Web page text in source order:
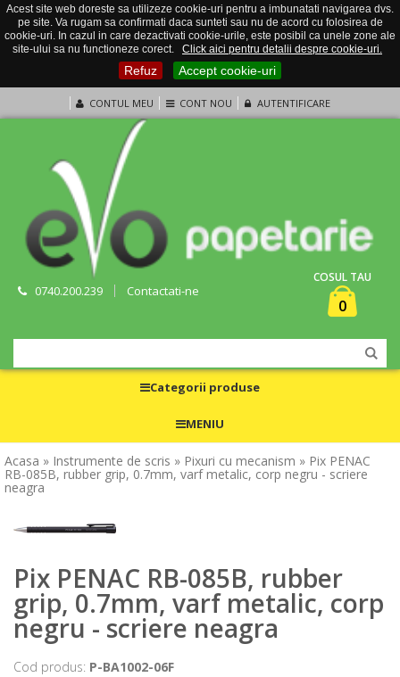
Acest site web doreste sa utilizeze cookie-uri pentru a imbunatati navigarea dvs.
pe site. Va rugam sa confirmati daca sunteti sau nu de acord cu folosirea de
cookie-uri. In cazul in care dezactivati cookie-urile, este posibil ca unele zone ale
site-ului sa nu functioneze corect.
Click aici pentru detalii despre cookie-uri.
Refuz Accept cookie-uri
CONTUL MEU CONT NOU AUTENTIFICARE
0740.200.239 Contactati-ne
COSUL TAU
0
Categorii produse
MENIU
Acasa » Instrumente de scris » Pixuri cu mecanism » Pix PENAC
RB-085B, rubber grip, 0.7mm, varf metalic, corp negru - scriere
neagra
Pix PENAC RB-085B, rubber
grip, 0.7mm, varf metalic, corp
negru - scriere neagra
Cod produs: P-BA1002-06F